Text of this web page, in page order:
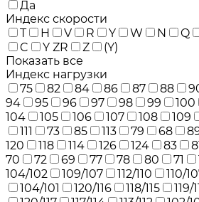
Да
Индекс скорости
T
H V R Y W N Q
C
Y ZR Z
(Y)
Показать все
Индекс нагрузки
75
82 84 86 87 88
94
95 96 97 98 99 100
104
105 106 107 108 109
111
73 85 113 79 68
120
118 114 126 124 83
70
72 69 77 78 80 71
104/102
109/107 112/110 110/
104/101
120/116 118/115 119/